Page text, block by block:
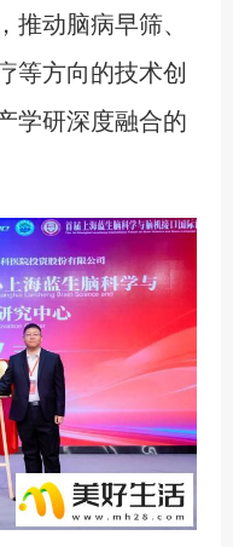
推动脑病早筛、
等方向的技术创
学研深度融合的